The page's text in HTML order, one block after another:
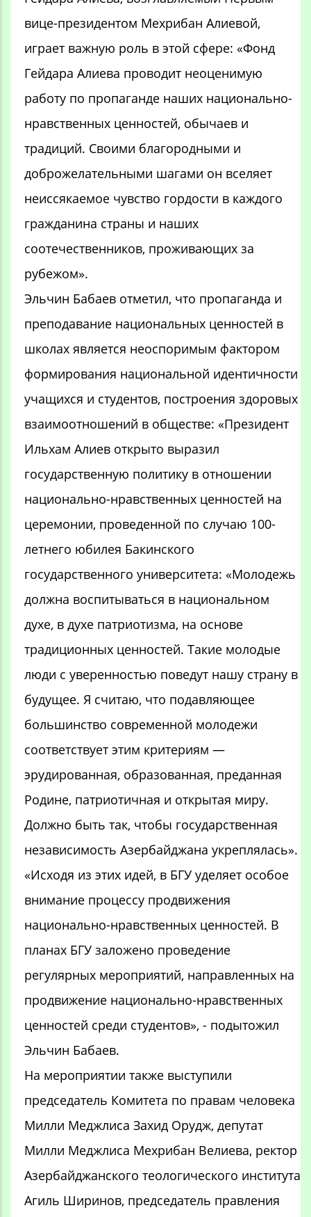
вице-президентом Мехрибан Алиевой,
играет важную роль в этой сфере: «Фонд
Гейдара Алиева проводит неоценимую
работу по пропаганде наших национально-
нравственных ценностей, обычаев и
традиций. Своими благородными и
доброжелательными шагами он вселяет
неиссякаемое чувство гордости в каждого
гражданина страны и наших
соотечественников, проживающих за
рубежом».
Эльчин Бабаев отметил, что пропаганда и
преподавание национальных ценностей в
школах является неоспоримым фактором
формирования национальной идентичности
учащихся и студентов, построения здоровых
взаимоотношений в обществе: «Президент
Ильхам Алиев открыто выразил
государственную политику в отношении
национально-нравственных ценностей на
церемонии, проведенной по случаю 100-
летнего юбилея Бакинского
государственного университета: «Молодежь
должна воспитываться в национальном
духе, в духе патриотизма, на основе
традиционных ценностей. Такие молодые
люди с уверенностью поведут нашу страну в
будущее. Я считаю, что подавляющее
большинство современной молодежи
соответствует этим критериям —
эрудированная, образованная, преданная
Родине, патриотичная и открытая миру.
Должно быть так, чтобы государственная
независимость Азербайджана укреплялась».
«Исходя из этих идей, в БГУ уделяет особое
внимание процессу продвижения
национально-нравственных ценностей. В
планах БГУ заложено проведение
регулярных мероприятий, направленных на
продвижение национально-нравственных
ценностей среди студентов», - подытожил
Эльчин Бабаев.
На мероприятии также выступили
председатель Комитета по правам человека
Милли Меджлиса Захид Орудж, депутат
Милли Меджлиса Мехрибан Велиева, ректор
Азербайджанского теологического института
Агиль Ширинов, председатель правления